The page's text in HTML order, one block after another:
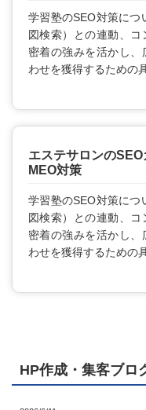
学習塾のSEO対策につ
図検索）との連動、
密着の強みを活かし
わせを獲得するための
エステサロンの
MEO対策
学習塾のSEO対策につ
図検索）との連動、
密着の強みを活かし
わせを獲得するための
HP作成・集客ブロ